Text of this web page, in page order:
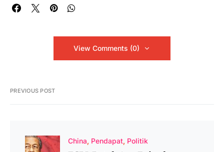
View Comments (0)
PREVIOUS POST
China Pendapat Politik